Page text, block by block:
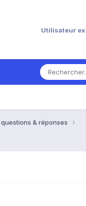
Utilisateur
& réponses